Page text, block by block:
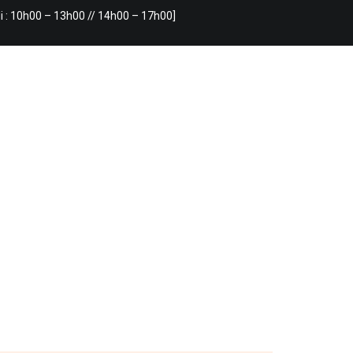
: 10h00 – 13h00 // 14h00 – 17h00]